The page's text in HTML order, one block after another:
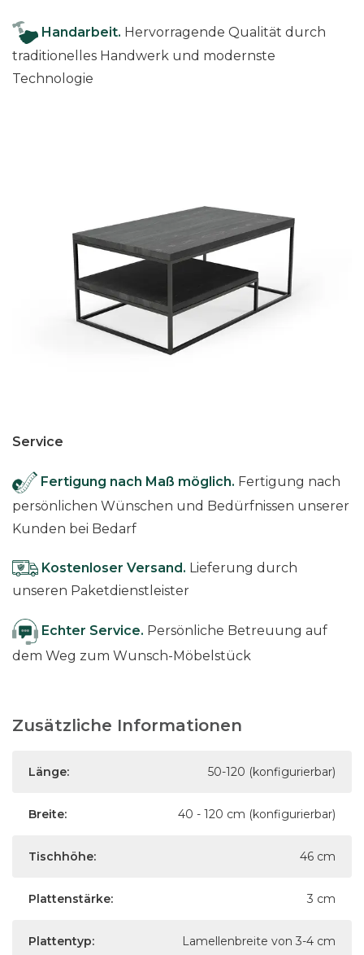
Handarbeit. Hervorragende Qualität durch
traditionelles Handwerk und modernste
Technologie
Service
Fertigung nach Maß möglich. Fertigung nach
persönlichen Wünschen und Bedürfnissen unserer
Kunden bei Bedarf
Kostenloser Versand. Lieferung durch
unseren Paketdienstleister
Echter Service. Persönliche Betreuung auf
dem Weg zum Wunsch-Möbelstück
Zusätzliche Informationen
Länge: 50-120 (konfigurierbar)
Breite: 40 - 120 cm (konfigurierbar)
Tischhöhe: 46 cm
Plattenstärke: 3 cm
Plattentyp: Lamellenbreite von 3-4 cm